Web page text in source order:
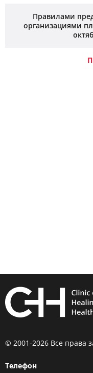
Правилами
организациями
© 2001-2026 Все права
Телефон